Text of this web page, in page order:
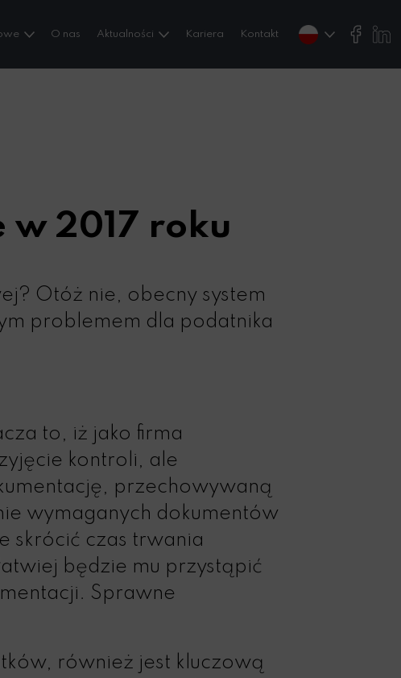
O nas Aktualności Kariera Kontakt
2017 roku
Otóż nie, obecny system
problemem dla podatnika
to, iż jako firma
kontroli, ale
przechowywaną
wymaganych dokumentów
skrócić czas trwania
będzie mu przystąpić
Sprawne
również jest kluczową